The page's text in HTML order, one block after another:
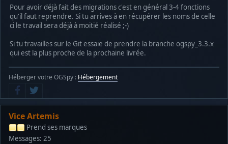
Pour avoir déjà fait des migrations c'est en général 3-4 fonctions
qu'il faut reprendre. Si tu arrives à en récupérer les noms de celle
ci le travail sera déjà à moitié réalisé ;-)
Si tu travailles sur le Git essaie de prendre la branche ogspy_3.3.x
qui est la plus proche de la prochaine livrée.
Héberger votre OGSpy : Hébergement
Vice Artemis
Prend ses marques
Messages: 25